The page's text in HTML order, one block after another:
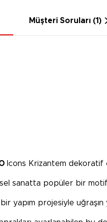
Müşteri Soruları (1)
Icons Krizantem dekoratif
sanatta popüler bir
bir yapım projesiyle